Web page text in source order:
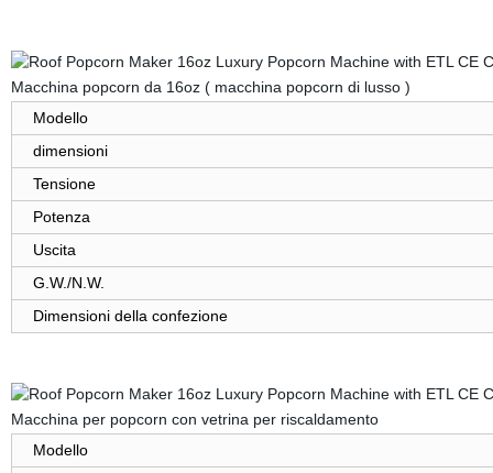
Macchina popcorn da 16oz ( macchina popcorn di lusso )
Modello
dimensioni
Tensione
Potenza
Uscita
G.W./N.W.
Dimensioni della confezione
Macchina per popcorn con vetrina per riscaldamento
Modello